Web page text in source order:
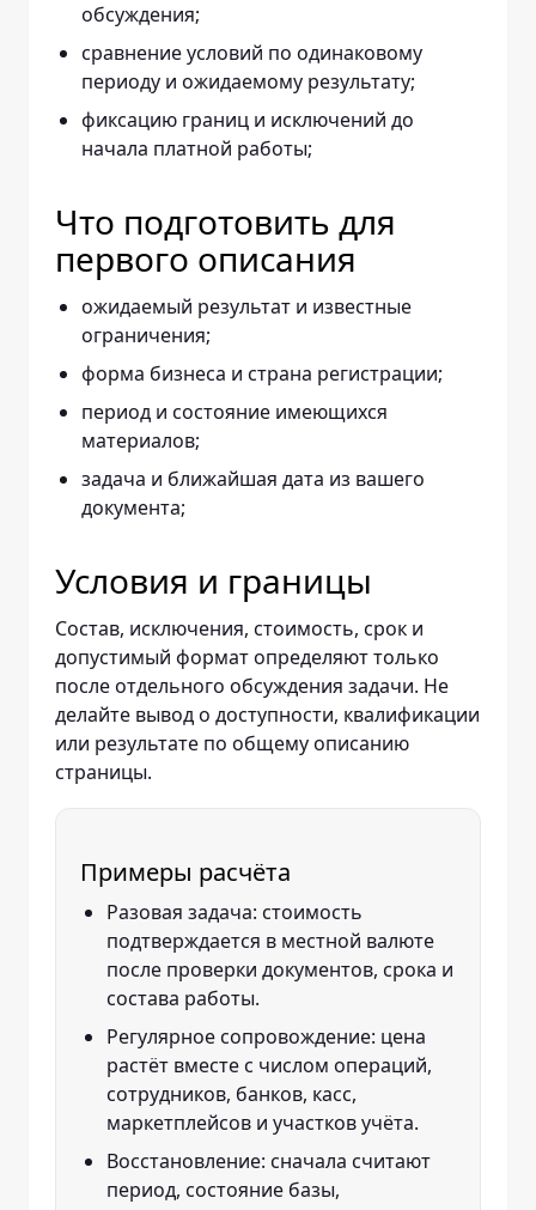
обсуждения;
сравнение условий по одинаковому
периоду и ожидаемому результату;
фиксацию границ и исключений до
начала платной работы;
Что подготовить для
первого описания
ожидаемый результат и известные
ограничения;
форма бизнеса и страна регистрации;
период и состояние имеющихся
материалов;
задача и ближайшая дата из вашего
документа;
Условия и границы
Состав, исключения, стоимость, срок и
допустимый формат определяют только
после отдельного обсуждения задачи. Не
делайте вывод о доступности, квалификации
или результате по общему описанию
страницы.
Примеры расчёта
Разовая задача: стоимость
подтверждается в местной валюте
после проверки документов, срока и
состава работы.
Регулярное сопровождение: цена
растёт вместе с числом операций,
сотрудников, банков, касс,
маркетплейсов и участков учёта.
Восстановление: сначала считают
период, состояние базы,